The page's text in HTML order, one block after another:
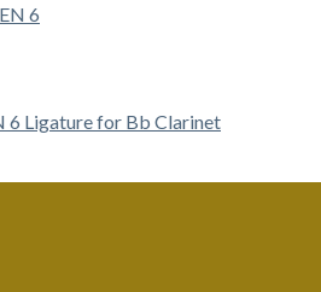
6 Ligature for Bb Clarinet